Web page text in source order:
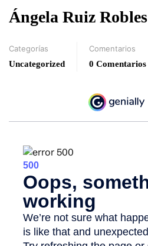
Ángela Ruiz Robles
Categorías
Uncategorized
Comentarios
0 Comentarios